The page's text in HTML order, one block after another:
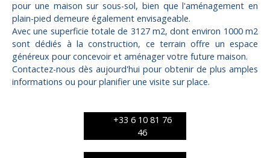
pour une maison sur sous-sol, bien que l'aménagement en
plain-pied demeure également envisageable.
Avec une superficie totale de 3127 m2, dont environ 1000 m2
sont dédiés à la construction, ce terrain offre un espace
généreux pour concevoir et aménager votre future maison.
Contactez-nous dès aujourd'hui pour obtenir de plus amples
informations ou pour planifier une visite sur place.
+33 6 10 81 76
46